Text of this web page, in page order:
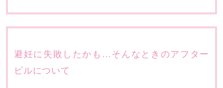
避妊に失敗したかも…そんなときのアフター
ピルについて